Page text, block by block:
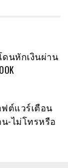
นหักเงินผ่าน
ต์แวร์เตือน
-ไม่โทรหรือ